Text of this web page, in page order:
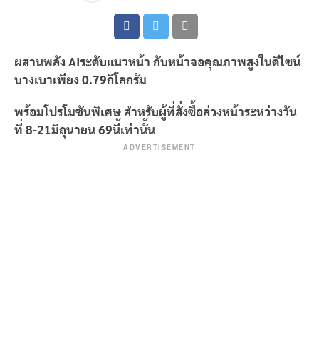
ผสานพลัง AI ระดับแนวหน้า กับหน้าจอคุณภาพสูงในดีไซน์
บางเบาเพียง 0.79กิโลกรัม
พร้อมโปรโมชันพิเศษ สำหรับผู้ที่สั่งซื้อล่วงหน้าระหว่างวัน
ที่ 8-21มิถุนายน 69นี้เท่านั้น
ADVERTISEMENT